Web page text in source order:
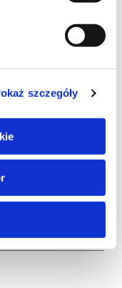
szczegóły